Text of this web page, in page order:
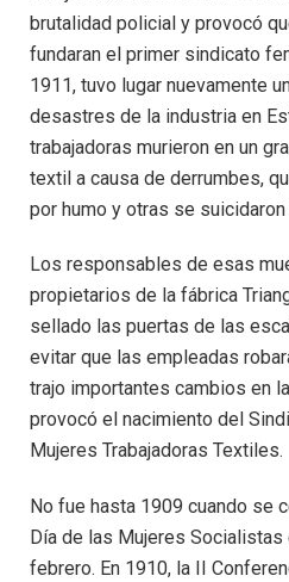
brutalidad policial y provocó
fundaran el primer sindicato
1911, tuvo lugar nuevamente
desastres de la industria en
trabajadoras murieron en un
textil a causa de derrumbes,
por humo y otras se
Los responsables de esas
propietarios de la fábrica
sellado las puertas de las
evitar que las empleadas
trajo importantes cambios en
provocó el nacimiento del
Mujeres Trabajadoras Textiles.
No fue hasta 1909 cuando se
Día de las Mujeres Socialistas
febrero. En 1910, la II